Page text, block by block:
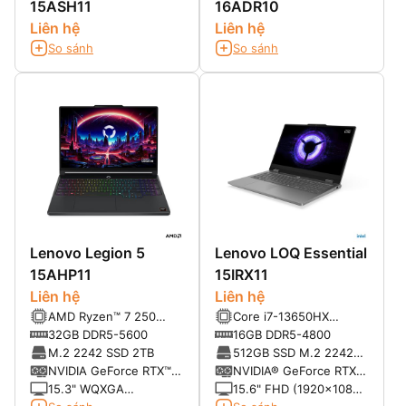
15ASH11
Liên hệ
So sánh
16ADR10
Liên hệ
So sánh
Lenovo Legion 5
15AHP11
Liên hệ
AMD Ryzen™ 7 250
Processor (8C, 16T, up
to 5.10GHz)
32GB DDR5-5600
M.2 2242 SSD 2TB
NVIDIA GeForce RTX™
5060 Laptop GPU
15.3" WQXGA
Lenovo LOQ Essential
15IRX11
Liên hệ
Core i7-13650HX
(14C/20T, up to
4.96GHz, 24MB)
16GB DDR5-4800
512GB SSD M.2 2242
PCIe® 4.0 NVMe®
NVIDIA® GeForce RTX
5060 8GB GDDR7
15.6" FHD (1920x1080)